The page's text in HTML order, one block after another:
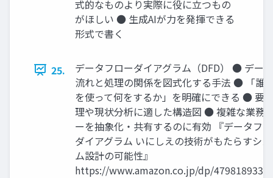
式的なものより実際に役に立つもの
がほしい ● 生成AIが力を発揮できる
形式で書く
25.
データフローダイアグラム（DFD） ● デー
流れと処理の関係を図式化する手法 ● 「誰
を使って何をするか」を明確にできる ● 要
理や現状分析に適した構造図 ● 複雑な業務
ーを抽象化・共有するのに有効 『データフ
ダイアグラム いにしえの技術がもたらすシ
ム設計の可能性』
https://www.amazon.co.jp/dp/4798189332